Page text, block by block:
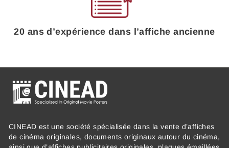
20 ans d’expérience dans l’affiche ancienne
CINEAD est une société spécialisée dans la vente d’affiches
de cinéma originales, documents originaux autour du cinéma,